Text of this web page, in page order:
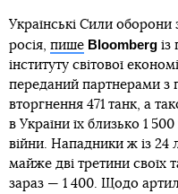
Українські Сили оборони
росія, пише Bloomberg із
інституту світової
переданий партнерами з
вторгнення 471 танк, а
в України їх близько 1
війни. Нападники ж із 24
майже дві третини своїх
зараз — 1 400. Щодо